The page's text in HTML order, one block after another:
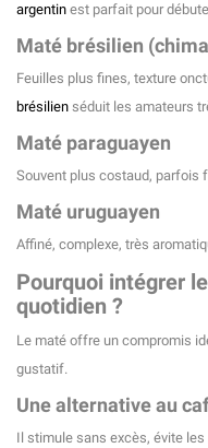
argentin est parfait pour
Maté brésilien
Feuilles plus fines, texture
brésilien séduit les amateurs
Maté paraguayen
Souvent plus costaud, parfois
Maté uruguayen
Affiné, complexe, très
Pourquoi intégrer
quotidien ?
Le maté offre un compromis
gustatif.
Une alternative au
Il stimule sans excès, évite les